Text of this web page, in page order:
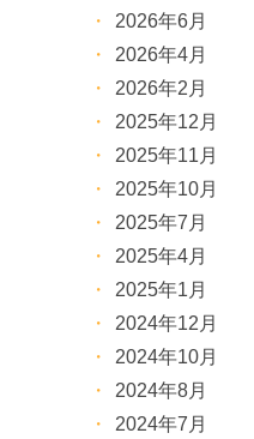
2026年6月
2026年4月
2026年2月
2025年12月
2025年11月
2025年10月
2025年7月
2025年4月
2025年1月
2024年12月
2024年10月
2024年8月
2024年7月